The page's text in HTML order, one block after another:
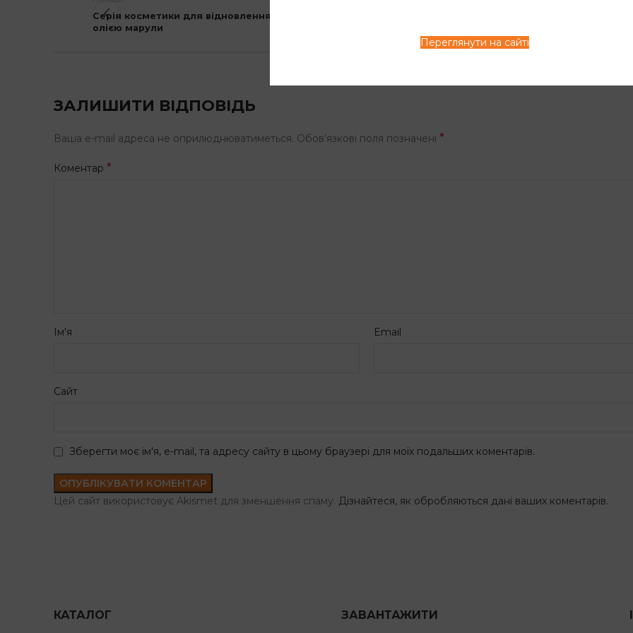
Переглянути на сайті
Серія косметики для відновлення волосся з
олією марули
ЗАЛИШИТИ ВІДПОВІДЬ
Ваша e-mail адреса не оприлюднюватиметься. Обов’язкові поля позначені *
Коментар *
Ім'я Email
Сайт
Зберегти моє ім'я, e-mail, та адресу сайту в цьому браузері для моїх подальших коментарів.
Цей сайт використовує Akismet для зменшення спаму. Дізнайтеся, як обробляються дані ваших коментарів.
КАТАЛОГ ЗАВАНТАЖИТИ